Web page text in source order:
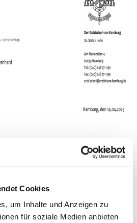
Cookies
um Inhalte und Anzeigen zu
für soziale Medien anbieten